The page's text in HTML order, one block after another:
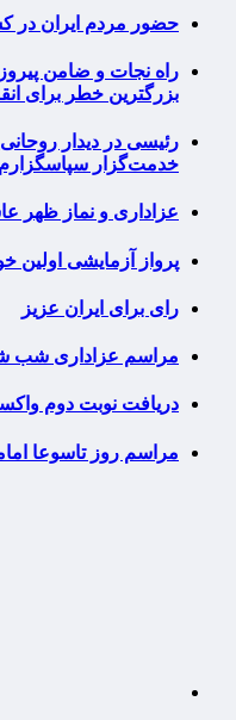
حضور مردم ایران در
راه نجات و ضامن
بزرگترین خطر برای
رئیسی در دیدار
خدمت‌گزار سپاسگزارم
عزاداری و نماز ظهر
پرواز آزمایشی اولین
رای برای ایران عزیز
مراسم عزاداری شب
دریافت نوبت دوم
مراسم روز تاسوعا